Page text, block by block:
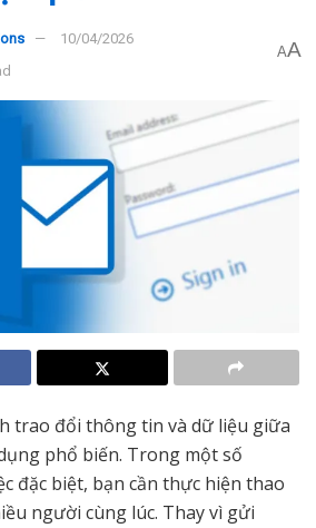
10/04/2026
AA
trao đổi thông tin và dữ liệu giữa
phổ biến. Trong một số
đặc biệt, bạn cần thực hiện thao
người cùng lúc. Thay vì gửi